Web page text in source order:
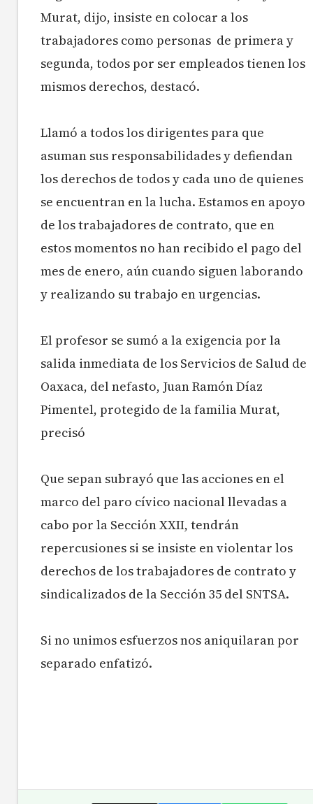
Murat, dijo, insiste en colocar a los
trabajadores como personas de primera y
segunda, todos por ser empleados tienen los
mismos derechos, destacó.
Llamó a todos los dirigentes para que
asuman sus responsabilidades y defiendan
los derechos de todos y cada uno de quienes
se encuentran en la lucha. Estamos en apoyo
de los trabajadores de contrato, que en
estos momentos no han recibido el pago del
mes de enero, aún cuando siguen laborando
y realizando su trabajo en urgencias.
El profesor se sumó a la exigencia por la
salida inmediata de los Servicios de Salud de
Oaxaca, del nefasto, Juan Ramón Díaz
Pimentel, protegido de la familia Murat,
precisó
Que sepan subrayó que las acciones en el
marco del paro cívico nacional llevadas a
cabo por la Sección XXII, tendrán
repercusiones si se insiste en violentar los
derechos de los trabajadores de contrato y
sindicalizados de la Sección 35 del SNTSA.
Si no unimos esfuerzos nos aniquilaran por
separado enfatizó.